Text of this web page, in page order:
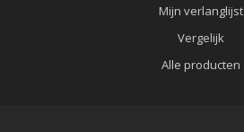
Mijn verlanglijst
Vergelijk
Alle producten